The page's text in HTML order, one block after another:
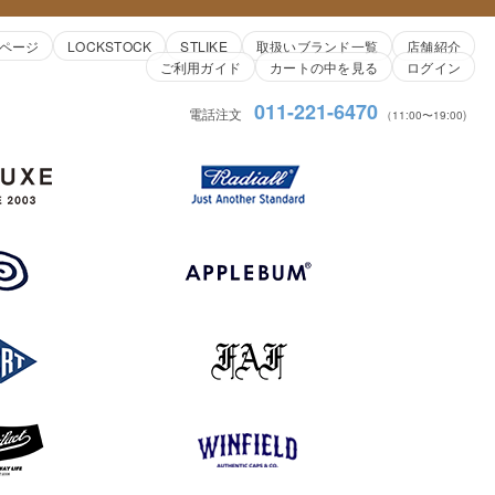
ージ LOCKSTOCK STLIKE 取扱いブランド一覧
店舗紹介
ご利用ガイド
カートの中を見る ログイン
電話注文 011-221-6470 （11:00〜19:00)